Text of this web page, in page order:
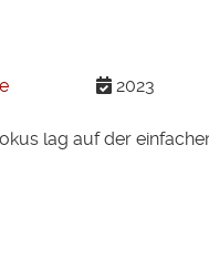
2023
lag auf der